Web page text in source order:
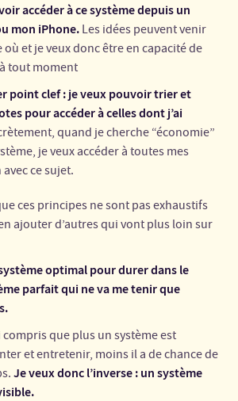
accéder à ce système depuis un
mon iPhone. Les idées peuvent venir
où et je veux donc être en capacité de
tout moment
point clef : je veux pouvoir trier et
pour accéder à celles dont j’ai
quand je cherche “économie”
je veux accéder à toutes mes
ce sujet.
ces principes ne sont pas exhaustifs
ajouter d’autres qui vont plus loin sur
optimal pour durer dans le
parfait qui ne va me tenir que
compris que plus un système est
et entretenir, moins il a de chance de
Je veux donc l’inverse : un système